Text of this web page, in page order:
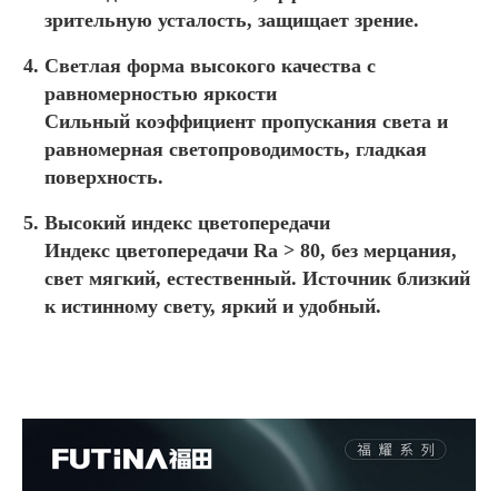
зрительную усталость, защищает зрение.
Светлая форма высокого качества с
равномерностью яркости
Сильный коэффициент пропускания света и
равномерная светопроводимость, гладкая
поверхность.
Высокий индекс цветопередачи
Индекс цветопередачи Ra > 80, без мерцания,
свет мягкий, естественный. Источник близкий
к истинному свету, яркий и удобный.